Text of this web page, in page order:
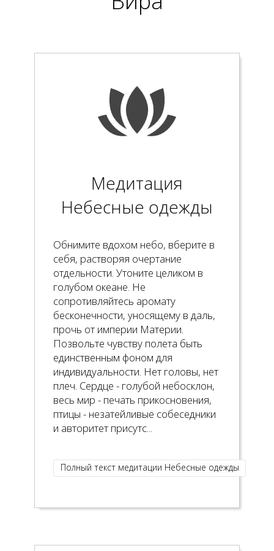
Медитация
Небесные одежды
Обнимите вдохом небо, вберите в
себя, растворяя очертание
отдельности. Утоните целиком в
голубом океане. Не
сопротивляйтесь аромату
бесконечности, уносящему в даль,
прочь от империи Материи.
Позвольте чувству полета быть
единственным фоном для
индивидуальности. Нет головы, нет
плеч. Сердце - голубой небосклон,
весь мир - печать прикосновения,
птицы - незатейливые собеседники
и авторитет присутс...
Полный текст медитации Небесные одежды